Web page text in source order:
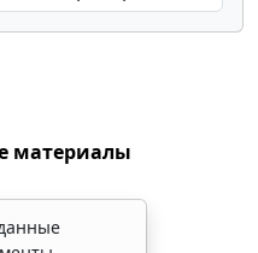
материалы